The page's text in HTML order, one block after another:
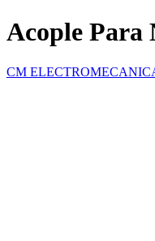
Acople Para
CM